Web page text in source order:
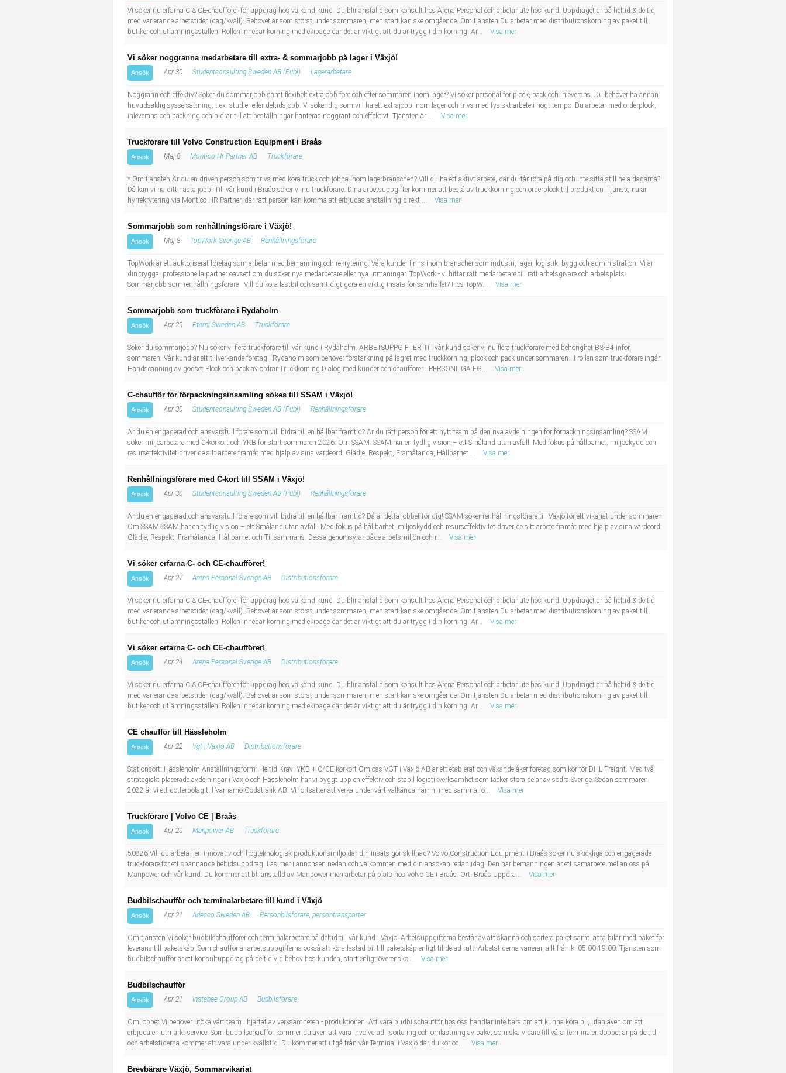
Vi söker nu erfarna C & CE-chaufförer för uppdrag hos välkänd kund. Du blir anställd som konsult hos Arena Personal och arbetar ute hos kund. Uppdraget är på heltid & deltid
med varierande arbetstider (dag/kväll). Behovet är som störst under sommaren, men start kan ske omgående. Om tjänsten Du arbetar med distributionskörning av paket till
butiker och utlämningsställen. Rollen innebär körning med ekipage där det är viktigt att du är trygg i din körning. Ar...
Visa mer
Vi söker noggranna medarbetare till extra- & sommarjobb på lager i Växjö!
Ansök Apr 30 Studentconsulting Sweden AB (Publ) Lagerarbetare
Noggrann och effektiv? Söker du sommarjobb samt flexibelt extrajobb före och efter sommaren inom lager? Vi söker personal för plock, pack och inleverans. Du behöver ha annan
huvudsaklig sysselsättning, t.ex. studier eller deltidsjobb. Vi söker dig som vill ha ett extrajobb inom lager och trivs med fysiskt arbete i högt tempo. Du arbetar med orderplock,
inleverans och packning och bidrar till att beställningar hanteras noggrant och effektivt. Tjänsten är ...
Visa mer
Truckförare till Volvo Construction Equipment i Braås
Ansök Maj 8 Montico Hr Partner AB Truckförare
* Om tjänsten Är du en driven person som trivs med köra truck och jobba inom lagerbranschen? Vill du ha ett aktivt arbete, där du får röra på dig och inte sitta still hela dagarna?
Då kan vi ha ditt nästa jobb! Till vår kund i Braås söker vi nu truckförare. Dina arbetsuppgifter kommer att bestå av truckkörning och orderplock till produktion. Tjänsterna är
hyrrekrytering via Montico HR Partner, där rätt person kan komma att erbjudas anställning direkt ...
Visa mer
Sommarjobb som renhållningsförare i Växjö!
Ansök Maj 8 TopWork Sverige AB Renhållningsförare
TopWork är ett auktoriserat företag som arbetar med bemanning och rekrytering. Våra kunder finns inom branscher som industri, lager, logistik, bygg och administration. Vi är
din trygga, professionella partner oavsett om du söker nya medarbetare eller nya utmaningar. TopWork - vi hittar rätt medarbetare till rätt arbetsgivare och arbetsplats.
Sommarjobb som renhållningsförare Vill du köra lastbil och samtidigt göra en viktig insats för samhället? Hos TopW...
Visa mer
Sommarjobb som truckförare i Rydaholm
Ansök Apr 29 Eterni Sweden AB Truckförare
Söker du sommarjobb? Nu söker vi flera truckförare till vår kund i Rydaholm. ARBETSUPPGIFTER Till vår kund söker vi nu flera truckförare med behörighet B3-B4 inför
sommaren. Vår kund är ett tillverkande företag i Rydaholm som behöver förstärkning på lagret med truckkörning, plock och pack under sommaren. I rollen som truckförare ingår:
Handscanning av godset Plock och pack av ordrar Truckkörning Dialog med kunder och chaufförer PERSONLIGA EG...
Visa mer
C-chaufför för förpackningsinsamling sökes till SSAM i Växjö!
Ansök Apr 30 Studentconsulting Sweden AB (Publ) Renhållningsförare
Är du en engagerad och ansvarsfull förare som vill bidra till en hållbar framtid? Är du rätt person för ett nytt team på den nya avdelningen för förpackningsinsamling? SSAM
söker miljöarbetare med C-körkort och YKB för start sommaren 2026. Om SSAM: SSAM har en tydlig vision – ett Småland utan avfall. Med fokus på hållbarhet, miljöskydd och
resurseffektivitet driver de sitt arbete framåt med hjälp av sina värdeord: Glädje, Respekt, Framåtanda, Hållbarhet ...
Visa mer
Renhållningsförare med C-kort till SSAM i Växjö!
Ansök Apr 30 Studentconsulting Sweden AB (Publ) Renhållningsförare
Är du en engagerad och ansvarsfull förare som vill bidra till en hållbar framtid? Då är detta jobbet för dig! SSAM söker renhållningsförare till Växjö för ett vikariat under sommaren.
Om SSAM SSAM har en tydlig vision – ett Småland utan avfall. Med fokus på hållbarhet, miljöskydd och resurseffektivitet driver de sitt arbete framåt med hjälp av sina värdeord:
Glädje, Respekt, Framåtanda, Hållbarhet och Tillsammans. Dessa genomsyrar både arbetsmiljön och r...
Visa mer
Vi söker erfarna C- och CE-chaufförer!
Ansök Apr 27 Arena Personal Sverige AB Distributionsförare
Vi söker nu erfarna C & CE-chaufförer för uppdrag hos välkänd kund. Du blir anställd som konsult hos Arena Personal och arbetar ute hos kund. Uppdraget är på heltid & deltid
med varierande arbetstider (dag/kväll). Behovet är som störst under sommaren, men start kan ske omgående. Om tjänsten Du arbetar med distributionskörning av paket till
butiker och utlämningsställen. Rollen innebär körning med ekipage där det är viktigt att du är trygg i din körning. Ar...
Visa mer
Vi söker erfarna C- och CE-chaufförer!
Ansök Apr 24 Arena Personal Sverige AB Distributionsförare
Vi söker nu erfarna C & CE-chaufförer för uppdrag hos välkänd kund. Du blir anställd som konsult hos Arena Personal och arbetar ute hos kund. Uppdraget är på heltid & deltid
med varierande arbetstider (dag/kväll). Behovet är som störst under sommaren, men start kan ske omgående. Om tjänsten Du arbetar med distributionskörning av paket till
butiker och utlämningsställen. Rollen innebär körning med ekipage där det är viktigt att du är trygg i din körning. Ar...
Visa mer
CE chaufför till Hässleholm
Ansök Apr 22 Vgt i Växjö AB Distributionsförare
Stationsort: Hässleholm Anställningsform: Heltid Krav: YKB + C/CE-körkort Om oss VGT i Växjö AB är ett etablerat och växande åkeriföretag som kör för DHL Freight. Med två
strategiskt placerade avdelningar i Växjö och Hässleholm har vi byggt upp en effektiv och stabil logistikverksamhet som täcker stora delar av södra Sverige. Sedan sommaren
2022 är vi ett dotterbolag till Värnamo Godstrafik AB. Vi fortsätter att verka under vårt välkända namn, med samma fo...
Visa mer
Truckförare | Volvo CE | Braås
Ansök Apr 20 Manpower AB Truckförare
50826 Vill du arbeta i en innovativ och högteknologisk produktionsmiljö där din insats gör skillnad? Volvo Construction Equipment i Braås söker nu skickliga och engagerade
truckförare för ett spännande heltidsuppdrag. Läs mer i annonsen nedan och välkommen med din ansökan redan idag! Den här bemanningen är ett samarbete mellan oss på
Manpower och vår kund. Du kommer att bli anställd av Manpower men arbetar på plats hos Volvo CE i Braås. Ort: Braås Uppdra...
Visa mer
Budbilschaufför och terminalarbetare till kund i Växjö
Ansök Apr 21 Adecco Sweden AB Personbilsförare, persontransporter
Om tjänsten Vi söker budbilschaufförer och terminalarbetare på deltid till vår kund i Växjö. Arbetsuppgifterna består av att skanna och sortera paket samt lasta bilar med paket för
leverans till paketskåp. Som chaufför är arbetsuppgifterna också att köra lastad bil till paketskåp enligt tilldelad rutt. Arbetstiderna varierar, alltifrån kl.05.00-19.00. Tjänsten som
budbilschaufför är ett konsultuppdrag på deltid vid behov hos kunden, start enligt överensko...
Visa mer
Budbilschaufför
Ansök Apr 21 Instabee Group AB Budbilsförare
Om jobbet Vi behöver utöka vårt team i hjärtat av verksamheten - produktionen. Att vara budbilschaufför hos oss handlar inte bara om att kunna köra bil, utan även om att
erbjuda en utmärkt service. Som budbilschaufför kommer du även att vara involverad i sortering och omlastning av paket som ska vidare till våra Terminaler. Jobbet är på deltid
och arbetstiderna kommer att vara under kvällstid. Du kommer att utgå från vår Terminal i Växjö där du kör oc...
Visa mer
Brevbärare Växjö, Sommarvikariat